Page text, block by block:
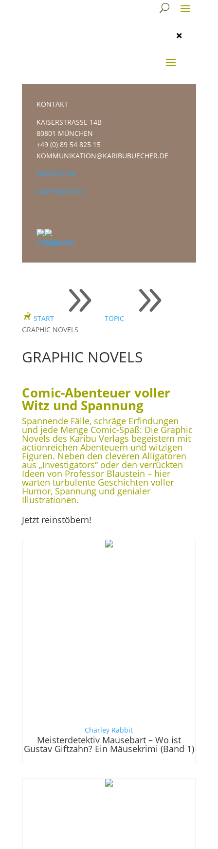

KONTAKT
KAISERSTRASSE 14B
80801 MÜNCHEN
+49 (0) 89 54 825 15
KOMMUNIKATION@KARIBUBUECHER.DE
IMPRESSUM
DATENSCHUTZ
START 9 TOPIC 9
GRAPHIC NOVELS
GRAPHIC NOVELS
Comic-Abenteuer voller
Witz und Spannung
Spannende Fälle, schräge Erfindungen
und jede Menge Comic-Spaß: Die Graphic
Novels des Karibu Verlags begeistern mit
actionreichen Abenteuern und witzigen
Figuren. Neben den cleveren Alligatoren
aus „Investigators“ oder den verrückten
Ideen von Professor Blaustein – hier
warten turbulente Geschichten voller
Humor, Spannung und genialer
Illustrationen.
Jetzt reinstöbern!
Charley Rabbit
Meisterdetektiv Mausebart – Wo ist
Gustav Giftzahn? Ein Mäusekrimi (Band 1)